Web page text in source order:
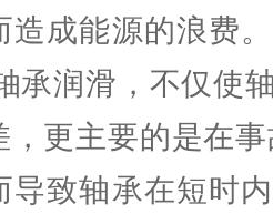
造成能源的浪费
承润滑，不仅使
，更主要的是在
导致轴承在短时